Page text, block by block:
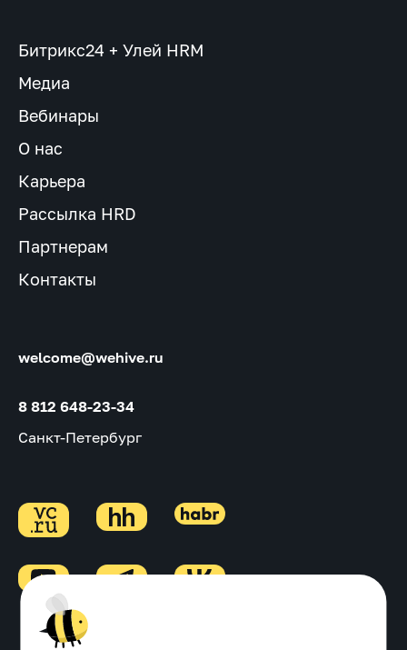
Битрикс24 + Улей HRM
Медиа
Вебинары
О нас
Карьера
Рассылка HRD
Партнерам
Контакты
welcome@wehive.ru
8 812 648-23-34
Санкт-Петербург